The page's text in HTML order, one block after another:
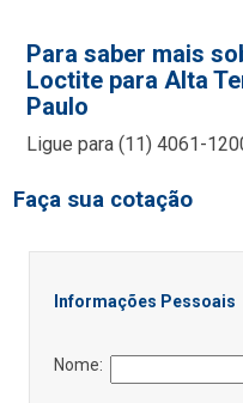
Para saber mais
Loctite para Alta
Paulo
Ligue para(11) 4061-
Faça sua cotação
Informações Pessoais
Nome: